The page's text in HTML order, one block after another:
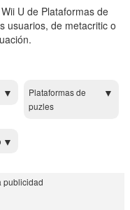
U de Plataformas de
usuarios, de metacritic o
Plataformas de
puzles